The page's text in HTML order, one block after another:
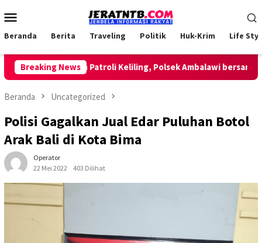
ke
Mobile
Beranda Berita Traveling Politik Huk-Krim Life
Breaking News
Lakukan Patroli Keliling, Polsek Ambalawi bersama TNI
Beranda Uncategorized
Polisi Gagalkan Jual Edar Puluhan Botol
Arak Bali di Kota Bima
Operator
22 Mei 2022
403 Dilihat